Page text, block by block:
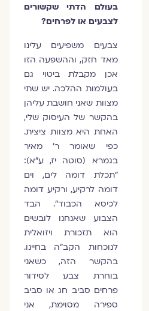
בעולם הדתי שקשורים
לצבעים או לפרחים?
צבעים משפיעים עלינו
מאד חזק, וההשפעה הזו
אכן מקבלת ביטוי גם
בעולמות ההלכה. יש שתי
מצוות שאני חושבת עליהן
בהקשר של העיסוק שלי,
האחת היא מצוות ציצית.
כפי שאומר ר' מאיר
בגמרא (סוטה יז, ע"א):
"תכלת דומה לים, וים
דומה לרקיע, ורקיע דומה
לכיסא הכבוד". הבד
הצבוע שאנחנו לובשים
הוא תזכורת ויזואלית
לנוכחות הקב"ה בחיינו.
בהקשר הזה, כשאני
בוחרת צבע לסידור
פרחים סביב חג או סביב
ספירה מסוימת, אני